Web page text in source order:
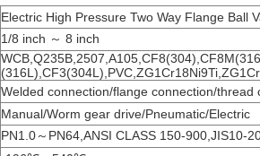
Electric High Pressure Two Way Flange Ball
1/8 inch ～ 8 inch
Welded connection/flange connection/thread
Manual/Worm gear drive/Pneumatic/Electric
PN1.0～PN64,ANSI CLASS 150-900,JIS10-